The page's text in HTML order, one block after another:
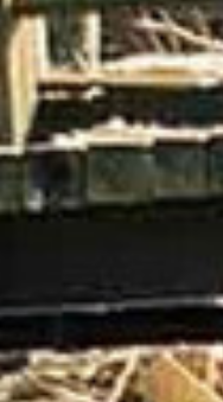
Name:
cookie_consent
Zweck:
Dieser Cookie
Einverständnis-
Cookie Laufzeit:
Statistik
Statistik Cookies
Diese
unsere Besucher